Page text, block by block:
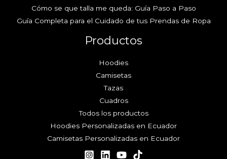
Cómo se que talla me queda: Guía Paso a Paso
Guía Completa para el Cuidado de tus Prendas de Ropa
Productos
Hoodies
Camisetas
Tazas
Cuadros
Todos los productos
Hoodies Personalizadas en Ecuador
Camisetas Personalizadas en Ecuador